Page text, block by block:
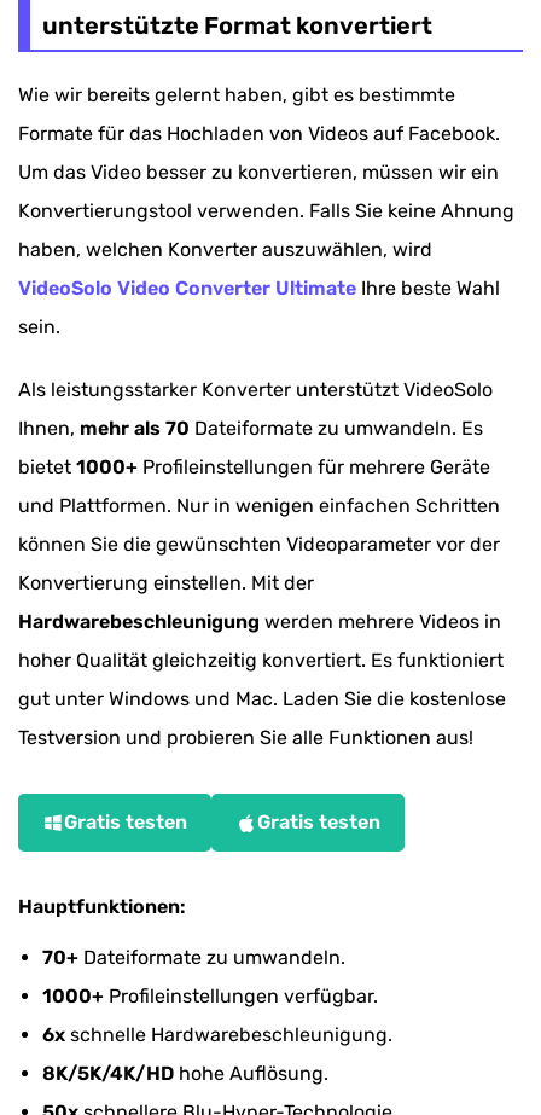
unterstützte Format konvertiert
Wie wir bereits gelernt haben, gibt es bestimmte
Formate für das Hochladen von Videos auf Facebook.
Um das Video besser zu konvertieren, müssen wir ein
Konvertierungstool verwenden. Falls Sie keine Ahnung
haben, welchen Konverter auszuwählen, wird
VideoSolo Video Converter Ultimate Ihre beste Wahl
sein.
Als leistungsstarker Konverter unterstützt VideoSolo
Ihnen, mehr als 70 Dateiformate zu umwandeln. Es
bietet 1000+ Profileinstellungen für mehrere Geräte
und Plattformen. Nur in wenigen einfachen Schritten
können Sie die gewünschten Videoparameter vor der
Konvertierung einstellen. Mit der
Hardwarebeschleunigung werden mehrere Videos in
hoher Qualität gleichzeitig konvertiert. Es funktioniert
gut unter Windows und Mac. Laden Sie die kostenlose
Testversion und probieren Sie alle Funktionen aus!
Gratis testen Gratis testen
Hauptfunktionen:
70+ Dateiformate zu umwandeln.
1000+ Profileinstellungen verfügbar.
6x schnelle Hardwarebeschleunigung.
8K/5K/4K/HD hohe Auflösung.